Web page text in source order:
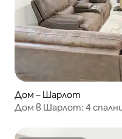
Дом – Шарлот
Дом в Шарлот: 4